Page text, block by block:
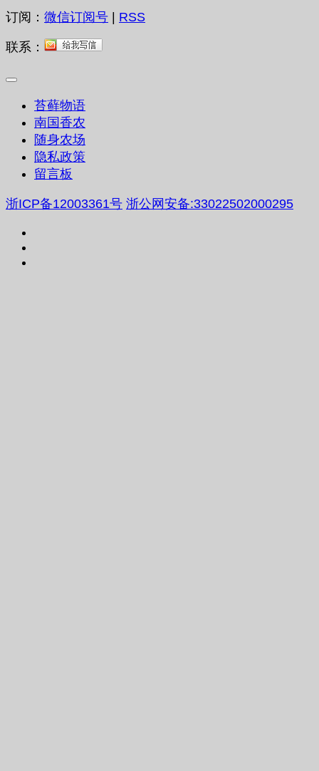
订阅： 微信订阅号 RSS
联系：
苔藓物语
南国香农
随身农场
隐私政策
留言板
浙ICP备12003361号 浙公网安备:33022502000295